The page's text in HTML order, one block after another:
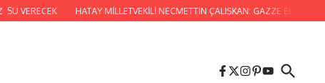
VERECEK HATAY MİLLETVEKİLİ NECMETTİN ÇALIŞKAN: GAZZE ELDEN